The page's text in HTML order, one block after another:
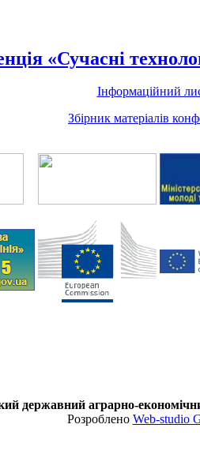
«Сучасні
Інформаційний
Збірник матеріалів
державний аграрно-
Розроблено Web-studio